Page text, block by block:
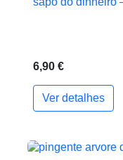
ao carrinho

6,90 €
Ver detalhes